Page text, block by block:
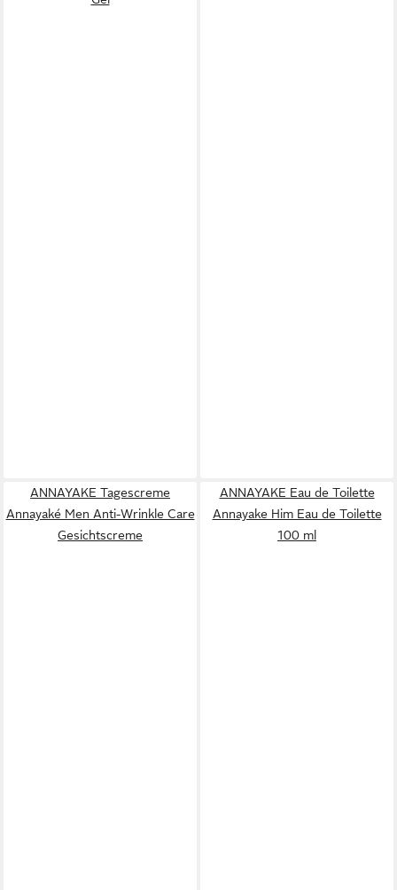
ANNAYAKE Tagescreme
Annayaké Men Anti-Wrinkle Care
Gesichtscreme
ANNAYAKE Eau de Toilette
Annayake Him Eau de Toilette
100 ml